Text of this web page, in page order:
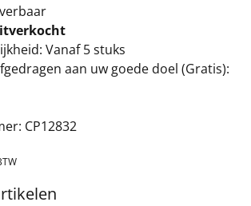
Vanaf 5 stuks
aan uw goede doel (Gratis):
CP12832